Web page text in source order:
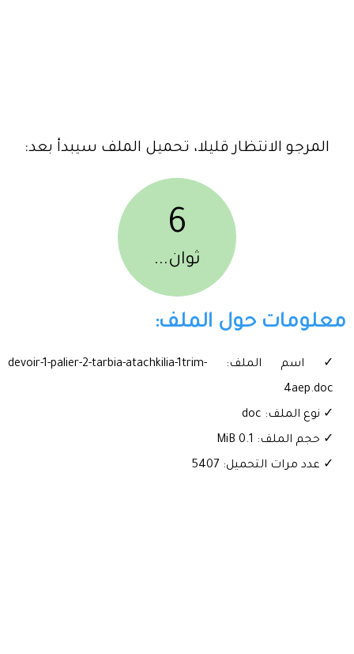
المرجو الانتظار قليلا، تحميل الملف سيبدأ بعد:
6
ثوان...
معلومات حول الملف:
✓ اسم الملف: devoir-1-palier-2-tarbia-atachkilia-1trim-
4aep.doc
✓ نوع الملف: doc
✓ حجم الملف: 0.1 MiB
✓ عدد مرات التحميل: 5407